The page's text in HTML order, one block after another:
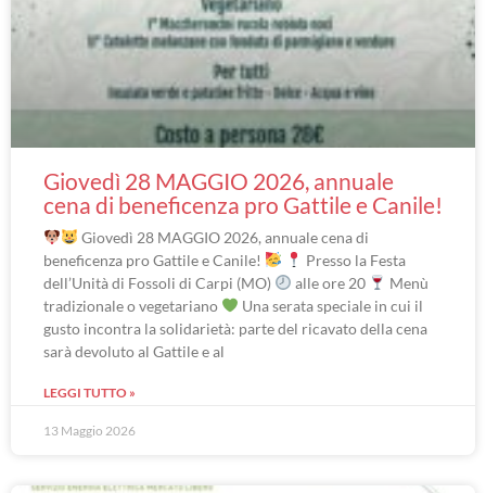
Giovedì 28 MAGGIO 2026, annuale
cena di beneficenza pro Gattile e Canile!
Giovedì 28 MAGGIO 2026, annuale cena di
beneficenza pro Gattile e Canile!
Presso la Festa
dell’Unità di Fossoli di Carpi (MO)
alle ore 20
Menù
tradizionale o vegetariano
Una serata speciale in cui il
gusto incontra la solidarietà: parte del ricavato della cena
sarà devoluto al Gattile e al
LEGGI TUTTO »
13 Maggio 2026